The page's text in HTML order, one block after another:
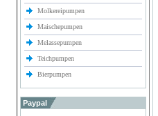
Molkereipumpen
Maischepumpen
Melassepumpen
Teichpumpen
Bierpumpen
Paypal